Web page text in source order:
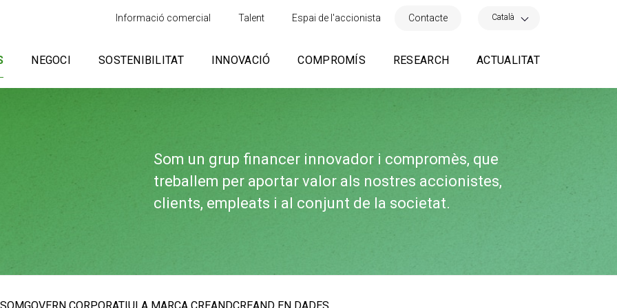
Informació comercial Talent Espai de l'accionista Contacte Català
NEGOCI SOSTENIBILITAT INNOVACIÓ COMPROMÍS RESEARCH ACTUALITAT
Som un grup financer innovador i compromès, que
treballem per aportar valor als nostres accionistes,
clients, empleats i al conjunt de la societat.